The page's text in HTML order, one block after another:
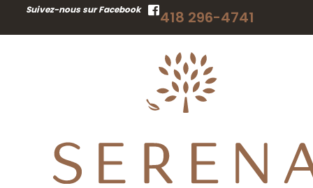
Suivez-nous sur Facebook 418 296-4741
RECHERCHER